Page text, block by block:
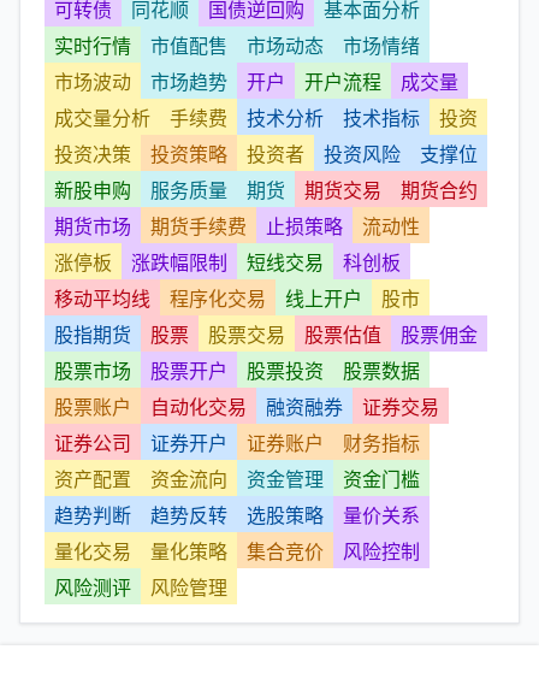
可转债
同花顺 国债逆回购
基本面分析
实时行情
市值配售 市场动态
市场情绪
市场波动
市场趋势 开户 开户流程
成交量
成交量分析
手续费 技术分析 技术指标
投资
投资决策
投资策略 投资者 投资风险
支撑位
新股申购
服务质量 期货 期货交易
期货合约
期货市场
期货手续费 止损策略
流动性
涨停板
涨跌幅限制 短线交易
科创板
移动平均线
程序化交易 线上开户
股市
股指期货
股票 股票交易 股票估值
股票佣金
股票市场
股票开户 股票投资
股票数据
股票账户
自动化交易 融资融券
证券交易
证券公司
证券开户 证券账户
财务指标
资产配置
资金流向 资金管理
资金门槛
趋势判断
趋势反转 选股策略
量价关系
量化交易
量化策略 集合竞价
风险控制
风险测评
风险管理